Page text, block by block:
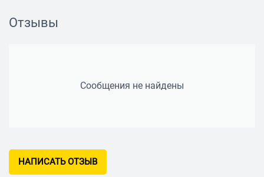
Отзывы
Сообщения не найдены
НАПИСАТЬ ОТЗЫВ